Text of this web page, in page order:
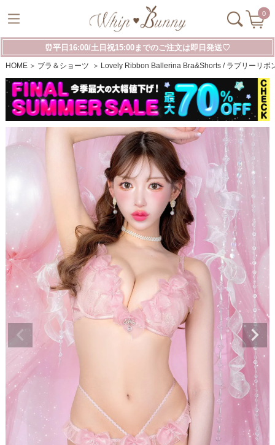
0
⏰平日16:00/土日祝15:00までのご注文は即日発送♡
HOME ブラ＆ショーツ Lovely Ribbon Ballerina Bra&Shorts / ラブリーリ